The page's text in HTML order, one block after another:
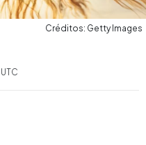
Créditos: Getty Images
UTC